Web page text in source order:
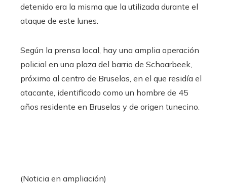
detenido era la misma que la utilizada durante el
ataque de este lunes.
Según la prensa local, hay una amplia operación
policial en una plaza del barrio de Schaarbeek,
próximo al centro de Bruselas, en el que residía el
atacante, identificado como un hombre de 45
años residente en Bruselas y de origen tunecino.
(Noticia en ampliación)